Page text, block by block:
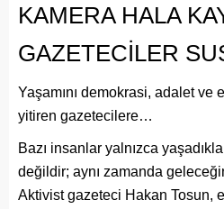
KAMERA HALA
GAZETECİLER
Yaşamını demokrasi, adalet
yitiren gazetecilere…
Bazı insanlar yalnızca
değildir; aynı zamanda
Aktivist gazeteci Hakan Tosun,